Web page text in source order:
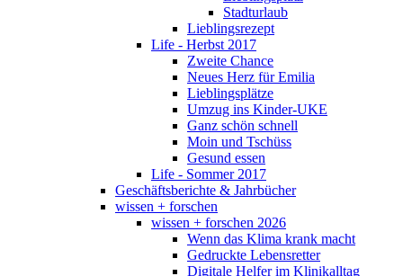
Stadturlaub
Lieblingsrezept
Life - Herbst 2017
Zweite Chance
Neues Herz für Emilia
Lieblingsplätze
Umzug ins Kinder-UKE
Ganz schön schnell
Moin und Tschüss
Gesund essen
Life - Sommer 2017
Geschäftsberichte & Jahrbücher
wissen + forschen
wissen + forschen 2026
Wenn das Klima krank macht
Gedruckte Lebensretter
Digitale Helfer im Klinikalltag